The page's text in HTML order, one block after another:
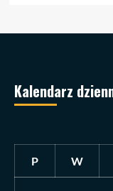
Kalendarz
P W